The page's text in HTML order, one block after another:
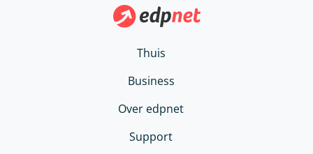
Thuis
Business
Over edpnet
Support